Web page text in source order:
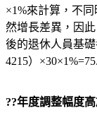
×1%來計算，不
然增長差異，因
後的退休人員基
4215）
??年度調整幅度